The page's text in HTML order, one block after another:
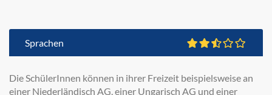
Sprachen
Die SchülerInnen können in ihrer Freizeit beispielsweise an
einer Niederländisch AG, einer Ungarisch AG und einer